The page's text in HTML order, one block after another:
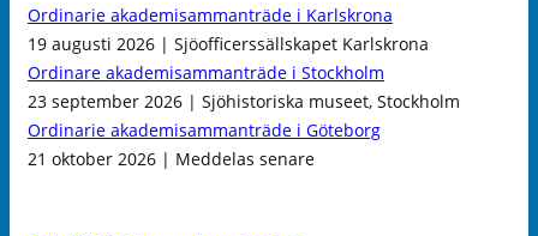
Ordinarie akademisammanträde i Karlskrona
19 augusti 2026 | Sjöofficerssällskapet Karlskrona
Ordinare akademisammanträde i Stockholm
23 september 2026 | Sjöhistoriska museet, Stockholm
Ordinarie akademisammanträde i Göteborg
21 oktober 2026 | Meddelas senare